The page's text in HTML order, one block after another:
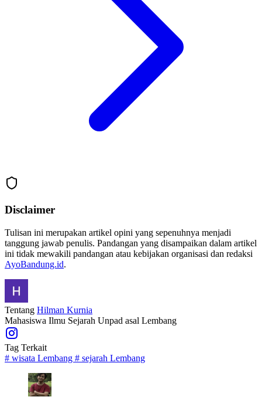
Disclaimer
Tulisan ini merupakan artikel opini yang sepenuhnya menjadi
tanggung jawab penulis. Pandangan yang disampaikan dalam artikel
ini tidak mewakili pandangan atau kebijakan organisasi dan redaksi
AyoBandung.id.
Tentang Hilman Kurnia
Mahasiswa Ilmu Sejarah Unpad asal Lembang
Tag Terkait
# wisata Lembang # sejarah Lembang